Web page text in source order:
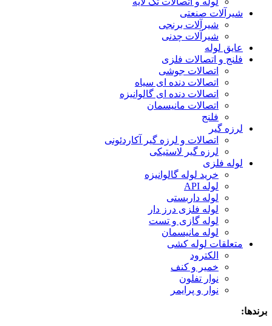
شیرآلات صنعتی
شیرآلات برنجی
شیرآلات چدنی
عایق لوله
فلنج و اتصالات فلزی
اتصالات جوشی
اتصالات دنده ای سیاه
اتصالات دنده ای گالوانیزه
اتصالات مانیسمان
فلنج
لرزه گیر
اتصالات و لرزه گیر آکاردئونی
لرزه گیر لاستیکی
لوله فلزی
خرید لوله گالوانیزه
لوله API
لوله داربستی
لوله فلزی درز دار
لوله گازی و تست
لوله مانیسمان
متعلقات لوله کشی
الکترود
خمیر و کنف
نوار تفلون
نوار و پرایمر
برندها: